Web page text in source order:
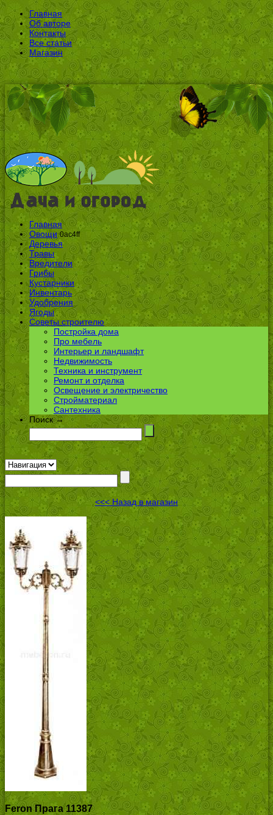
Главная
Об авторе
Контакты
Все статьи
Магазин
Главная
Овощи 0ac4ff
Деревья
Травы
Вредители
Грибы
Кустарники
Инвентарь
Удобрения
Ягоды
Советы строителю
Постройка дома
Про мебель
Интерьер и ландшафт
Недвижимость
Техника и инструмент
Ремонт и отделка
Освещение и электричество
Стройматериал
Сантехника
Поиск →
<<< Назад в магазин
Feron Прага 11387